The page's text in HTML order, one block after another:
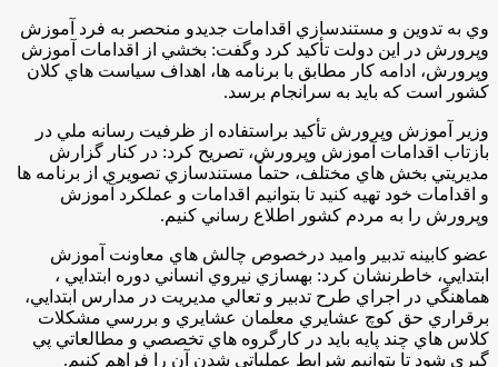
وي به تدوين و مستندسازي اقدامات جديدو منحصر به فرد آموزش
وپرورش در اين دولت تأكيد كرد وگفت: بخشي از اقدامات آموزش
وپرورش، ادامه كار مطابق با برنامه ها، اهداف سياست هاي كلان
كشور است كه بايد به سرانجام برسد.
وزير آموزش وپرورش تأكيد براستفاده از ظرفيت رسانه ملي در
بازتاب اقدامات آموزش وپرورش، تصريح كرد: در كنار گزارش
مديريتي بخش هاي مختلف، حتماً مستندسازي تصويري از برنامه ها
و اقدامات خود تهيه كنيد تا بتوانيم اقدامات و عملكرد آموزش
وپرورش را به مردم كشور اطلاع رساني كنيم.
عضو كابينه تدبير واميد درخصوص چالش هاي معاونت آموزش
ابتدايي، خاطرنشان كرد: بهسازي نيروي انساني دوره ابتدايي ،
هماهنگي در اجراي طرح تدبير و تعالي مديريت در مدارس ابتدايي،
برقراري حق كوچ عشايري معلمان عشايري و بررسي مشكلات
كلاس هاي چند پايه بايد در كارگروه هاي تخصصي و مطالعاتي پي
گيري شود تا بتوانيم شرايط عملياتي شدن آن را فراهم كنيم.